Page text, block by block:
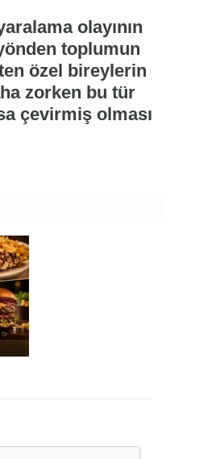
olayının
toplumun
özel bireylerin
zorken bu tür
çevirmiş olması